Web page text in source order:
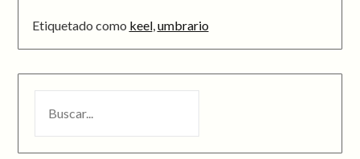
Etiquetado como keel, umbrario